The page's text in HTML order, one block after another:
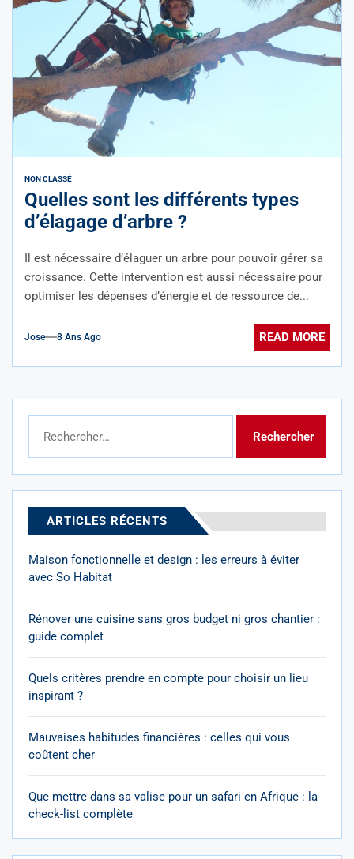
NON CLASSÉ
Quelles sont les différents types
d’élagage d’arbre ?
Il est nécessaire d’élaguer un arbre pour pouvoir gérer sa
croissance. Cette intervention est aussi nécessaire pour
optimiser les dépenses d’énergie et de ressource de...
Jose 8 Ans Ago READ MORE
ARTICLES RÉCENTS
Maison fonctionnelle et design : les erreurs à éviter
avec So Habitat
Rénover une cuisine sans gros budget ni gros chantier :
guide complet
Quels critères prendre en compte pour choisir un lieu
inspirant ?
Mauvaises habitudes financières : celles qui vous
coûtent cher
Que mettre dans sa valise pour un safari en Afrique : la
check-list complète